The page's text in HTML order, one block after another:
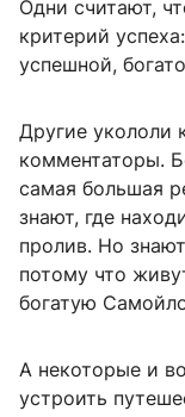
Одни считают,
критерий
успешной,
Другие укололи
комментаторы.
самая большая
знают, где
пролив. Но
потому что
богатую
А некоторые и
устроить